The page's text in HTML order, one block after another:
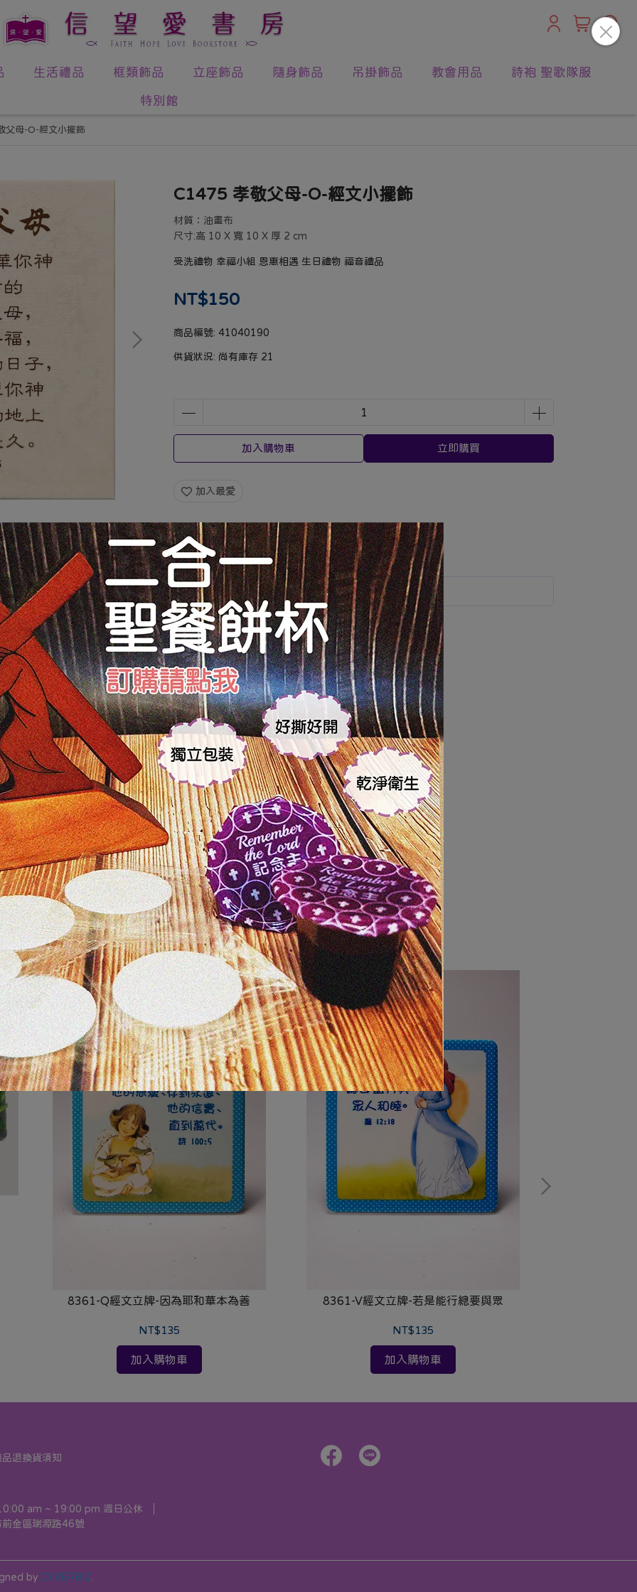
生活禮品 框類飾品 立座飾品 隨身飾品 吊掛飾品 教會用品
詩袍 聖歌隊服
特別館
父母-O-經文小擺飾
C1475 孝敬父母-O-經文小擺飾
材質：油畫布
尺寸:高 10 X 寬 10 X 厚 2 cm
受洗禮物 幸福小組 恩惠相遇 生日禮物 福音禮品
NT$150
商品編號: 41040190
供貨狀況: 尚有庫存 21
加入購物車 立即購買
加入最愛
規格說明 運送方式
實際商品顏色為準，請見諒
8361-Q經文立牌-因為耶和華本為善
NT$135
加入購物車
8361-V經文立牌-若是能行總要與眾
NT$135
加入購物車
品退換貨須知
am ~ 19:00 pm 週日公休
金區瑞源路46號
by CYBERBIZ